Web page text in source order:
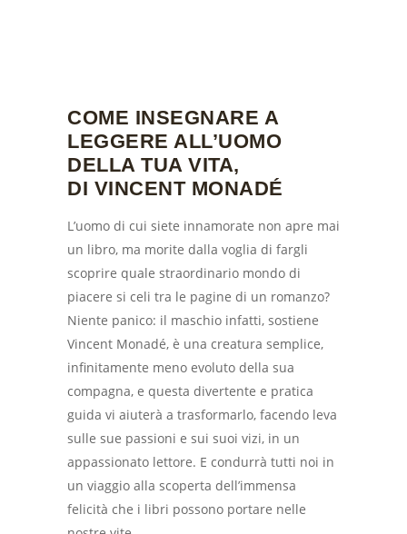
COME INSEGNARE A
LEGGERE ALL’UOMO
DELLA TUA VITA,
DI VINCENT MONADÉ
L’uomo di cui siete innamorate non apre mai
un libro, ma morite dalla voglia di fargli
scoprire quale straordinario mondo di
piacere si celi tra le pagine di un romanzo?
Niente panico: il maschio infatti, sostiene
Vincent Monadé, è una creatura semplice,
infinitamente meno evoluto della sua
compagna, e questa divertente e pratica
guida vi aiuterà a trasformarlo, facendo leva
sulle sue passioni e sui suoi vizi, in un
appassionato lettore. E condurrà tutti noi in
un viaggio alla scoperta dell’immensa
felicità che i libri possono portare nelle